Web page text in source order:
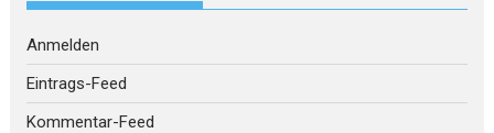
Anmelden
Eintrags-Feed
Kommentar-Feed